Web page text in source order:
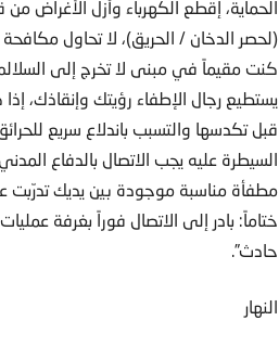
الحماية، إقطع الكهرباء وأزل الأغراض
(لحصر الدخان / الحريق)، لا تحاول مكافحة
كنت مقيماً في مبنى لا تخرج إلى
يستطيع رجال الإطفاء رؤيتك وإنقاذك،
قبل تكدسها والتسبب باندلاع سريع
السيطرة عليه يجب الاتصال بالدفاع
مطفأة مناسبة موجودة بين يديك تدرّبت
حادث”.
النهار